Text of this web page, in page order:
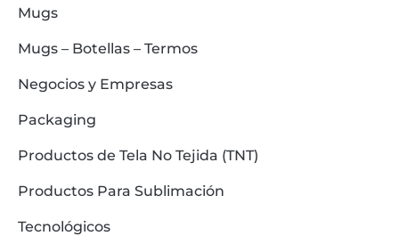
Mugs
Mugs – Botellas – Termos
Negocios y Empresas
Packaging
Productos de Tela No Tejida (TNT)
Productos Para Sublimación
Tecnológicos